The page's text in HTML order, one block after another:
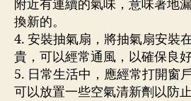
附近有連續的氣味，意味著地
換新的。
4. 安裝抽氣扇，將抽氣扇安裝
貴，可以經常通風，以確保良
5. 日常生活中，應經常打開窗
可以放置一些空氣清新劑以防止